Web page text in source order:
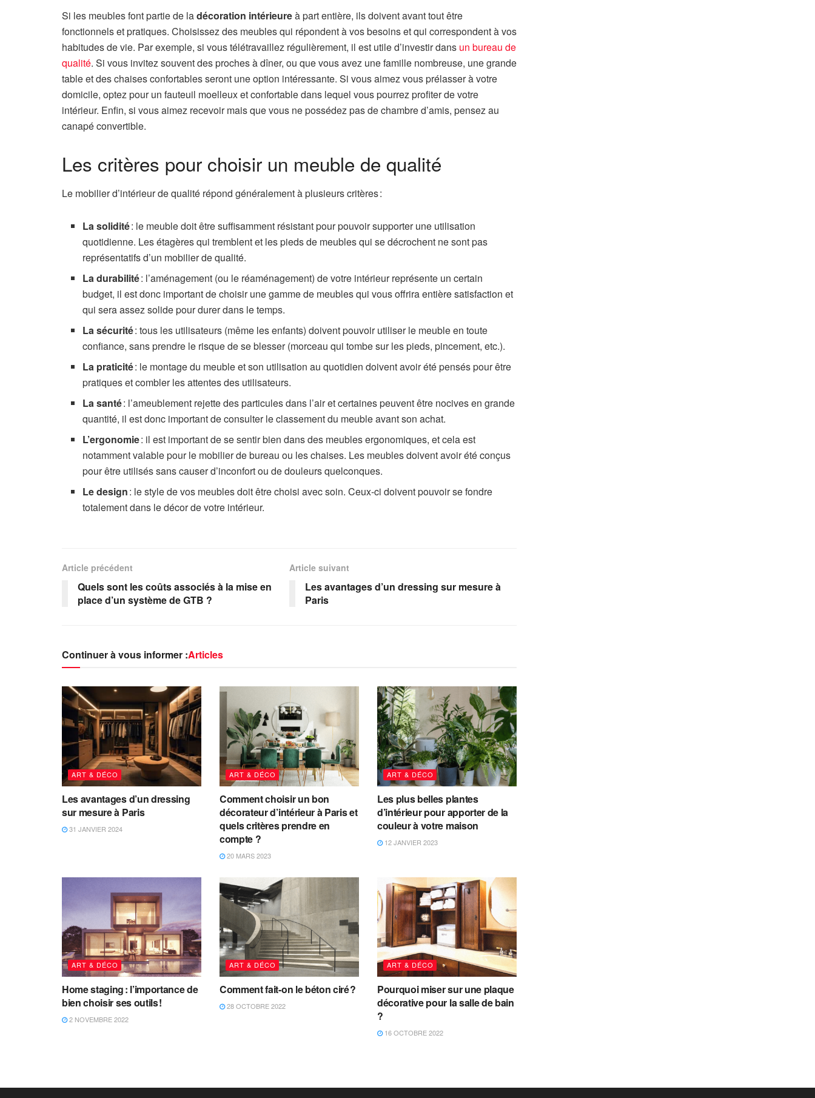
Si les meubles font partie de ladécoration intérieureà part entière, ils doivent avant tout être
fonctionnels et pratiques. Choisissez des meubles qui répondent à vos besoins et qui correspondent à vos
habitudes de vie. Par exemple, si vous télétravaillez régulièrement, il est utile d’investir dans un bureau de
qualité. Si vous invitez souvent des proches à dîner, ou que vous avez une famille nombreuse, une grande
table et des chaises confortables seront une option intéressante. Si vous aimez vous prélasser à votre
domicile, optez pour un fauteuil moelleux et confortable dans lequel vous pourrez profiter de votre
intérieur. Enfin, si vous aimez recevoir mais que vous ne possédez pas de chambre d’amis, pensez au
canapé convertible.
Les critères pour choisir un meuble de qualité
Le mobilier d’intérieur de qualité répond généralement à plusieurs critères :
La solidité: le meuble doit être suffisamment résistant pour pouvoir supporter une utilisation
quotidienne. Les étagères qui tremblent et les pieds de meubles qui se décrochent ne sont pas
représentatifs d’un mobilier de qualité.
La durabilité: l’aménagement (ou le réaménagement) de votre intérieur représente un certain
budget, il est donc important de choisir une gamme de meubles qui vous offrira entière satisfaction et
qui sera assez solide pour durer dans le temps.
La sécurité: tous les utilisateurs (même les enfants) doivent pouvoir utiliser le meuble en toute
confiance, sans prendre le risque de se blesser (morceau qui tombe sur les pieds, pincement, etc.).
La praticité: le montage du meuble et son utilisation au quotidien doivent avoir été pensés pour être
pratiques et combler les attentes des utilisateurs.
La santé: l’ameublement rejette des particules dans l’air et certaines peuvent être nocives en grande
quantité, il est donc important de consulter le classement du meuble avant son achat.
L’ergonomie: il est important de se sentir bien dans des meubles ergonomiques, et cela est
notamment valable pour le mobilier de bureau ou les chaises. Les meubles doivent avoir été conçus
pour être utilisés sans causer d’inconfort ou de douleurs quelconques.
Le design: le style de vos meubles doit être choisi avec soin. Ceux-ci doivent pouvoir se fondre
totalement dans le décor de votre intérieur.
Article précédent
Quels sont les coûts associés à la mise en
place d’un système de GTB ?
Article suivant
Les avantages d’un dressing sur mesure à
Paris
Continuer à vous informer :Articles
ART & DÉCO
Les avantages d’un dressing
sur mesure à Paris
31 JANVIER 2024
ART & DÉCO
Comment choisir un bon
décorateur d’intérieur à Paris et
quels critères prendre en
compte ?
20 MARS 2023
ART & DÉCO
Les plus belles plantes
d’intérieur pour apporter de la
couleur à votre maison
12 JANVIER 2023
ART & DÉCO
Home staging : l’importance de
bien choisir ses outils !
2 NOVEMBRE 2022
ART & DÉCO
Comment fait-on le béton ciré ?
28 OCTOBRE 2022
ART & DÉCO
Pourquoi miser sur une plaque
décorative pour la salle de bain
?
16 OCTOBRE 2022